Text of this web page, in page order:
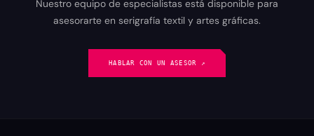
Nuestro equipo de especialistas está disponible para
asesorarte en serigrafía textil y artes gráficas.
HABLAR CON UN ASESOR ↗︎